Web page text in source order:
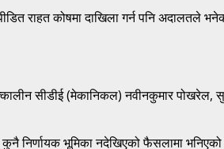
राहत कोषमा दाखिला गर्न पनि
सीडीई (मेकानिकल) नवीनकुमार
निर्णायक भूमिका नदेखिएको फैसलामा